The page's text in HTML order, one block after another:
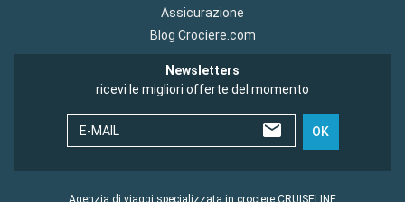
Assicurazione
Blog Crociere.com
Newsletters
ricevi le migliori offerte del momento
E-MAIL OK
Agenzia di viaggi specializzata in crociere CRUISELINE